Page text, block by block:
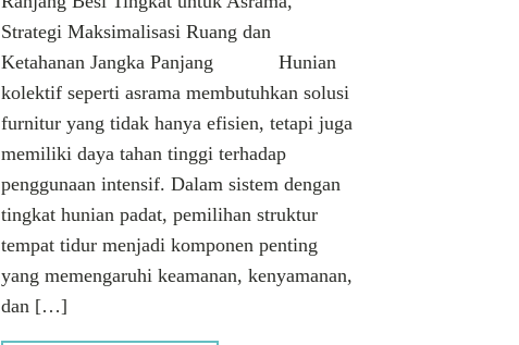
Strategi Maksimalisasi Ruang dan
Ketahanan Jangka Panjang Hunian
kolektif seperti asrama membutuhkan solusi
furnitur yang tidak hanya efisien, tetapi juga
memiliki daya tahan tinggi terhadap
penggunaan intensif. Dalam sistem dengan
tingkat hunian padat, pemilihan struktur
tempat tidur menjadi komponen penting
yang memengaruhi keamanan, kenyamanan,
dan […]